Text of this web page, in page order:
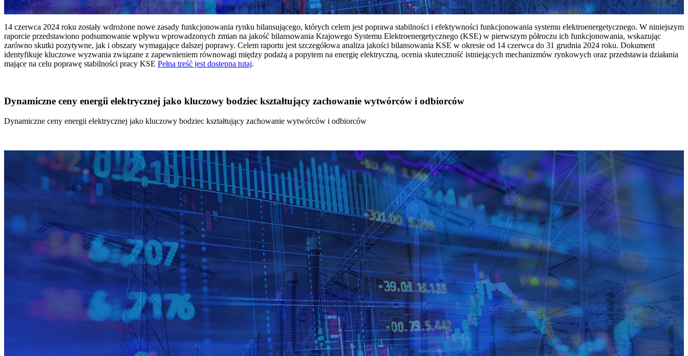
14 czerwca 2024 roku zostały wdrożone nowe zasady funkcjonowania rynku bilansującego, których celem jest poprawa stabilności i efektywności funkcjonowania systemu elektroenergetycznego. W niniejszym
raporcie przedstawiono podsumowanie wpływu wprowadzonych zmian na jakość bilansowania Krajowego Systemu Elektroenergetycznego (KSE) w pierwszym półroczu ich funkcjonowania, wskazując
zarówno skutki pozytywne, jak i obszary wymagające dalszej poprawy. Celem raportu jest szczegółowa analiza jakości bilansowania KSE w okresie od 14 czerwca do 31 grudnia 2024 roku. Dokument
identyfikuje kluczowe wyzwania związane z zapewnieniem równowagi między podażą a popytem na energię elektryczną, ocenia skuteczność istniejących mechanizmów rynkowych oraz przedstawia działania
mające na celu poprawę stabilności pracy KSE Pełna treść jest dostępna tutaj.
Dynamiczne ceny energii elektrycznej jako kluczowy bodziec kształtujący zachowanie wytwórców i odbiorców
Dynamiczne ceny energii elektrycznej jako kluczowy bodziec kształtujący zachowanie wytwórców i odbiorców